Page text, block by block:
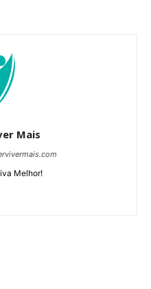
Mais
Melhor!